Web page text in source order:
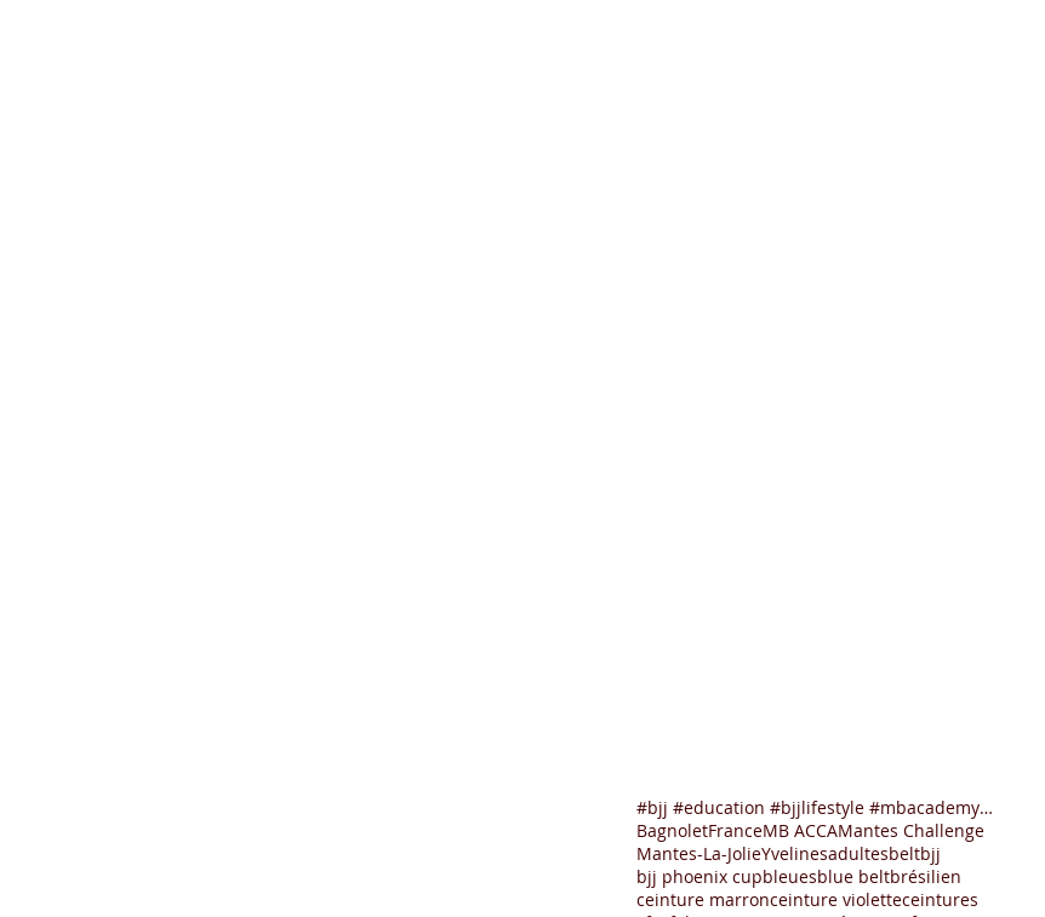
#bjj #education #bjjlifestyle #mbacademy #mantesla
BagnoletFranceMB ACCAMantes Challenge
Mantes-La-JolieYvelinesadultesbeltbjj
bjj phoenix cupbleuesblue beltbrésilien
ceinture marronceinture violetteceintures